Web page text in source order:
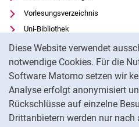
Diese Website verwendet
notwendige Cookies. Für die
Software Matomo setzen wir
Analyse erfolgt anonymisiert
Rückschlüsse auf einzelne
Drittanbietern werden nur nach
Vorlesungsverzeichnis
Uni-Bibliothek
Moodle
Panopto
Datenschutz
Barrierefreiheit
Transparenter KI-Einsatz